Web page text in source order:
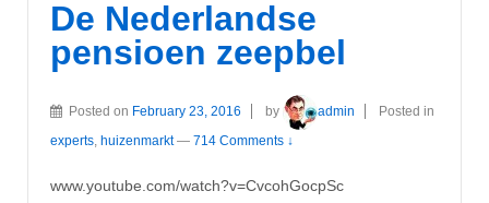
De Nederlandse
pensioen zeepbel
Posted on February 23, 2016 by admin
Posted in
experts, huizenmarkt — 714 Comments ↓
www.youtube.com/watch?v=CvcohGocpSc